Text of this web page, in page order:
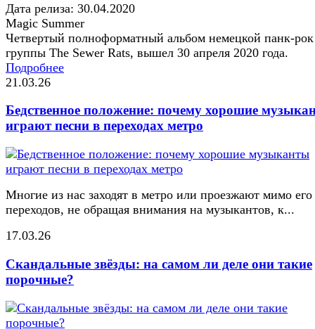
Дата релиза: 30.04.2020
Magic Summer
Четвертый полноформатный альбом немецкой панк-рок
группы The Sewer Rats, вышел 30 апреля 2020 года.
Подробнее
21.03.26
Бедственное положение: почему хорошие
играют песни в переходах метро
Многие из нас заходят в метро или проезжают мимо его
переходов, не обращая внимания на музыкантов, к...
17.03.26
Скандальные звёзды: на самом ли деле они такие
порочные?